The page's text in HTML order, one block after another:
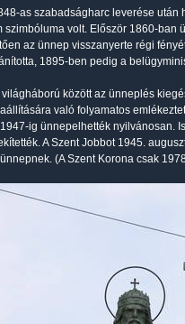
as szabadságharc leverése után
szimbóluma volt. Először 1860-ban
az ünnep visszanyerte régi
1895-ben pedig a
világháború között az ünneplés
való folyamatos
ig ünnepelhették nyilvánosan.
A Szent Jobbot 1945.
(A Szent Korona csak